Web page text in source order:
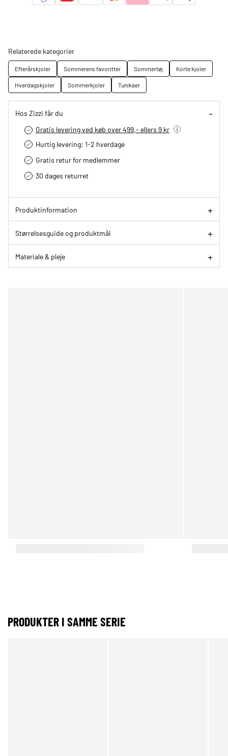
Relaterede kategorier
Efterårskjoler Sommerens favoritter Sommertøj
Korte kjoler
Hverdagskjoler
Sommerkjoler Tunikaer
Hos Zizzi får du
Gratis levering ved køb over 499,- ellers 9 kr
Hurtig levering­: 1-2 hverdage
Gratis retur for medlemmer
30 dages returret
Produktinformation
Størrelsesguide og produktmål
Materiale & pleje
PRODUKTER I SAMME SERIE